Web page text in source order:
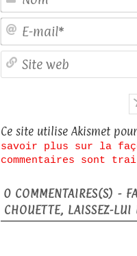
Ce site utilise Akismet
savoir plus sur la
commentaires sont
0 COMMENTAIRES(S) -
CHOUETTE, LAISSEZ-